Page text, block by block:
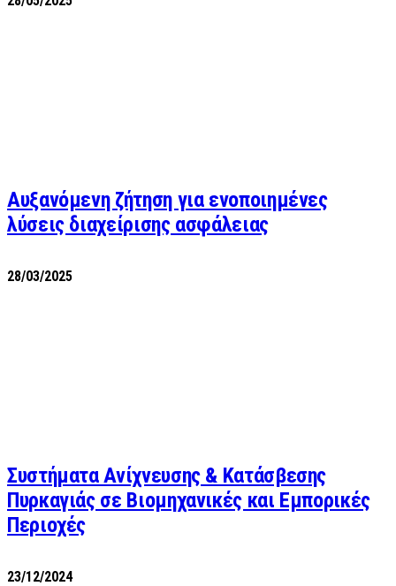
Αυξανόμενη ζήτηση για ενοποιημένες
λύσεις διαχείρισης ασφάλειας
28/03/2025
Συστήματα Ανίχνευσης & Κατάσβεσης
Πυρκαγιάς σε Βιομηχανικές και Εμπορικές
Περιοχές
23/12/2024